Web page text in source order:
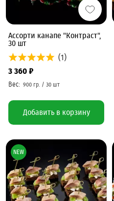
Ассорти канапе "Контраст",
30 шт
(1)
3 360 ₽
Добавить в корзину
NEW